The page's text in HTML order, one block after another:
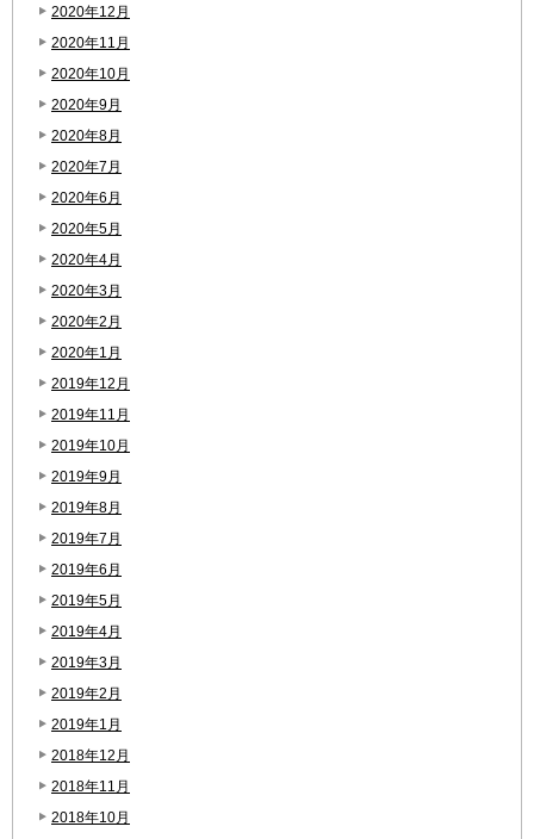
2020年12月
2020年11月
2020年10月
2020年9月
2020年8月
2020年7月
2020年6月
2020年5月
2020年4月
2020年3月
2020年2月
2020年1月
2019年12月
2019年11月
2019年10月
2019年9月
2019年8月
2019年7月
2019年6月
2019年5月
2019年4月
2019年3月
2019年2月
2019年1月
2018年12月
2018年11月
2018年10月